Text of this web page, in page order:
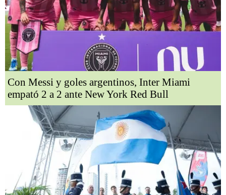
Con Messi y goles argentinos, Inter Miami
empató 2 a 2 ante New York Red Bull